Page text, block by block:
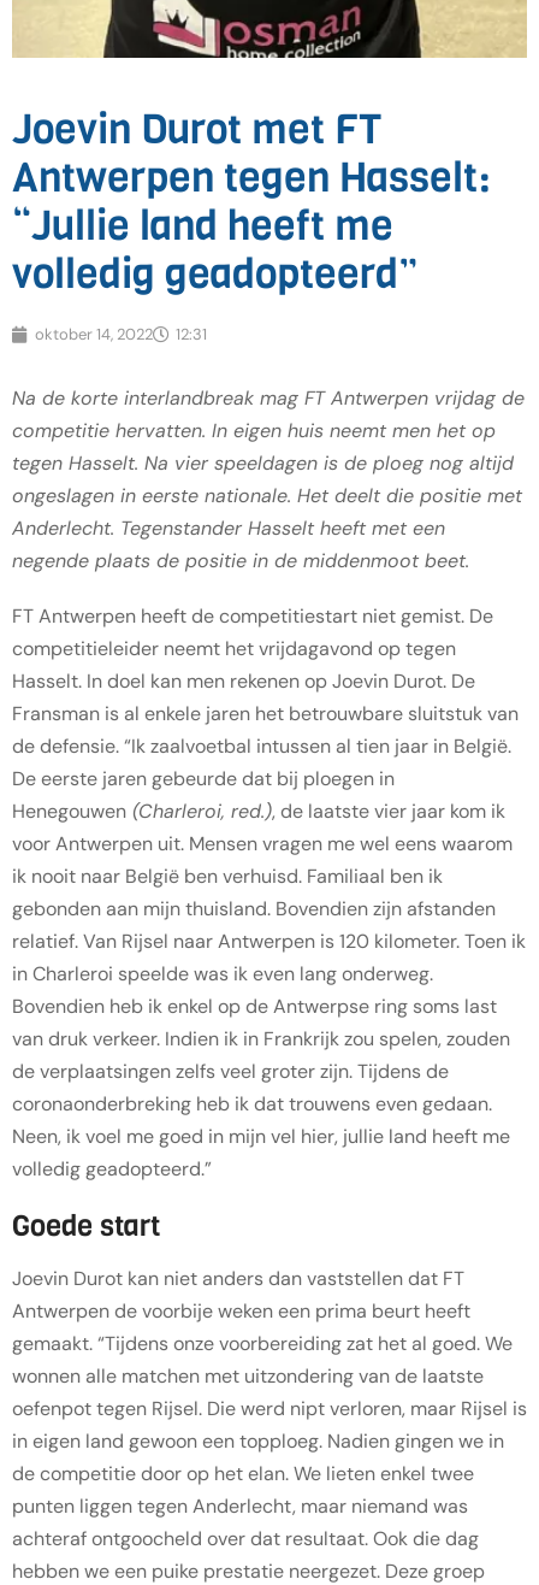
Joevin Durot met FT
Antwerpen tegen Hasselt:
“Jullie land heeft me
volledig geadopteerd”
oktober 14, 2022 12:31
Na de korte interlandbreak mag FT Antwerpen vrijdag de
competitie hervatten. In eigen huis neemt men het op
tegen Hasselt. Na vier speeldagen is de ploeg nog altijd
ongeslagen in eerste nationale. Het deelt die positie met
Anderlecht. Tegenstander Hasselt heeft met een
negende plaats de positie in de middenmoot beet.
FT Antwerpen heeft de competitiestart niet gemist. De
competitieleider neemt het vrijdagavond op tegen
Hasselt. In doel kan men rekenen op Joevin Durot. De
Fransman is al enkele jaren het betrouwbare sluitstuk van
de defensie. “Ik zaalvoetbal intussen al tien jaar in België.
De eerste jaren gebeurde dat bij ploegen in
Henegouwen (Charleroi, red.), de laatste vier jaar kom ik
voor Antwerpen uit. Mensen vragen me wel eens waarom
ik nooit naar België ben verhuisd. Familiaal ben ik
gebonden aan mijn thuisland. Bovendien zijn afstanden
relatief. Van Rijsel naar Antwerpen is 120 kilometer. Toen ik
in Charleroi speelde was ik even lang onderweg.
Bovendien heb ik enkel op de Antwerpse ring soms last
van druk verkeer. Indien ik in Frankrijk zou spelen, zouden
de verplaatsingen zelfs veel groter zijn. Tijdens de
coronaonderbreking heb ik dat trouwens even gedaan.
Neen, ik voel me goed in mijn vel hier, jullie land heeft me
volledig geadopteerd.”
Goede start
Joevin Durot kan niet anders dan vaststellen dat FT
Antwerpen de voorbije weken een prima beurt heeft
gemaakt. “Tijdens onze voorbereiding zat het al goed. We
wonnen alle matchen met uitzondering van de laatste
oefenpot tegen Rijsel. Die werd nipt verloren, maar Rijsel is
in eigen land gewoon een topploeg. Nadien gingen we in
de competitie door op het elan. We lieten enkel twee
punten liggen tegen Anderlecht, maar niemand was
achteraf ontgoocheld over dat resultaat. Ook die dag
hebben we een puike prestatie neergezet. Deze groep